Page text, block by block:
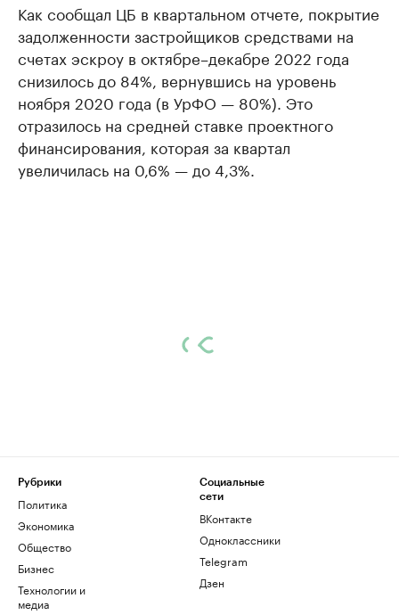
Как сообщал ЦБ в квартальном отчете, покрытие
задолженности застройщиков средствами на
счетах эскроу в октябре–декабре 2022 года
снизилось до 84%, вернувшись на уровень
ноября 2020 года (в УрФО — 80%). Это
отразилось на средней ставке проектного
финансирования, которая за квартал
увеличилась на 0,6% — до 4,3%.
Рубрики
Политика
Экономика
Общество
Бизнес
Технологии и
медиа
Социальные
сети
ВКонтакте
Одноклассники
Telegram
Дзен